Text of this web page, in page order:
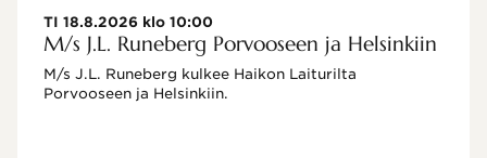
TI 18.8.2026 klo 10:00
M/s J.L. Runeberg Porvooseen ja Helsinkiin
M/s J.L. Runeberg kulkee Haikon Laiturilta
Porvooseen ja Helsinkiin.